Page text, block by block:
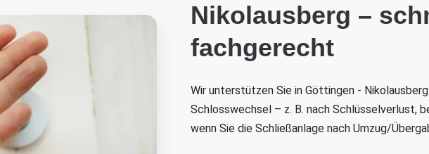
Nikolausberg –
fachgerecht
Wir unterstützen Sie in Göttingen -
Schlosswechsel – z. B. nach Schlüsselverlust,
wenn Sie die Schließanlage nach Umzug/